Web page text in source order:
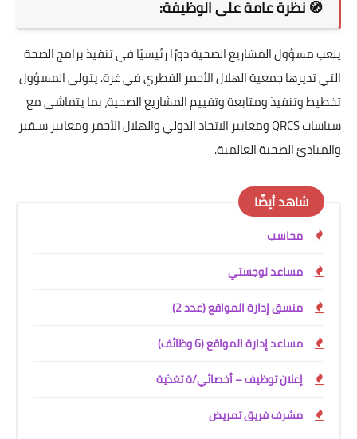
🧭نظرة عامة على الوظيفة:
يلعب مسؤول المشاريع الصحية دورًا رئيسيًا في تنفيذ برامج الصحة
التي تديرها جمعية الهلال الأحمر القطري في غزة. يتولى المسؤول
تخطيط وتنفيذ ومتابعة وتقييم المشاريع الصحية، بما يتماشى مع
سياسات QRCS ومعايير الاتحاد الدولي والهلال الأحمر ومعايير سـفير
والمبادئ الصحية العالمية.
شاهد أيضًا
محاسب
مساعد لوجستي
منسق إدارة المواقع (عدد 2)
مساعد إدارة المواقع (6 وظائف)
إعلان توظيف – أخصائي/ة تغذية
مشرف فريق تمريض